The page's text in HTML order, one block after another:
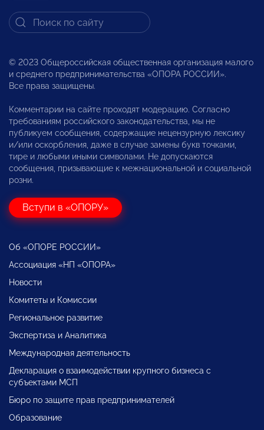
© 2023 Общероссийская общественная организация малого
и среднего предпринимательства «ОПОРА РОССИИ».
Все права защищены.
Комментарии на сайте проходят модерацию. Согласно
требованиям российского законодательства, мы не
публикуем сообщения, содержащие нецензурную лексику
и/или оскорбления, даже в случае замены букв точками,
тире и любыми иными символами. Не допускаются
сообщения, призывающие к межнациональной и социальной
розни.
Вступи в «ОПОРУ»
Об «ОПОРЕ РОССИИ»
Ассоциация «НП «ОПОРА»
Новости
Комитеты и Комиссии
Региональное развитие
Экспертиза и Аналитика
Международная деятельность
Декларация о взаимодействии крупного бизнеса с
субъектами МСП
Бюро по защите прав предпринимателей
Образование